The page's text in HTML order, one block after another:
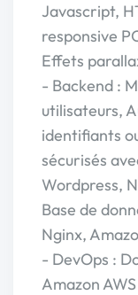
Javascript,
responsive
Effets
- Backend :
utilisateurs,
identifiants
sécurisés
Wordpress,
Base de
Nginx,
- DevOps :
Amazon